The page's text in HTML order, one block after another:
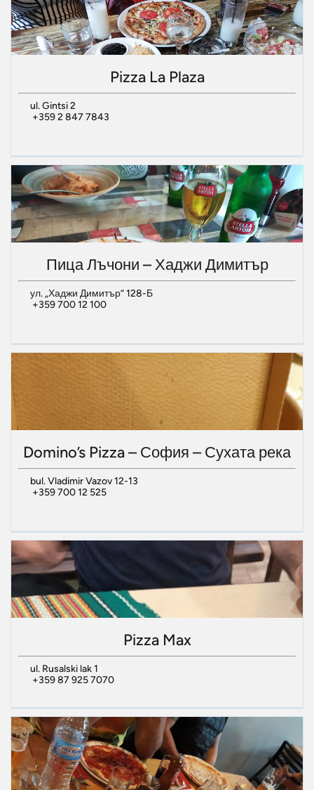
Pizza La Plaza
ul. Gintsi 2
+359 2 847 7843
Пица Лъчони – Хаджи Димитър
ул. „Хаджи Димитър“ 128-Б
+359 700 12 100
Domino’s Pizza – София – Сухата река
bul. Vladimir Vazov 12-13
+359 700 12 525
Pizza Max
ul. Rusalski lak 1
+359 87 925 7070